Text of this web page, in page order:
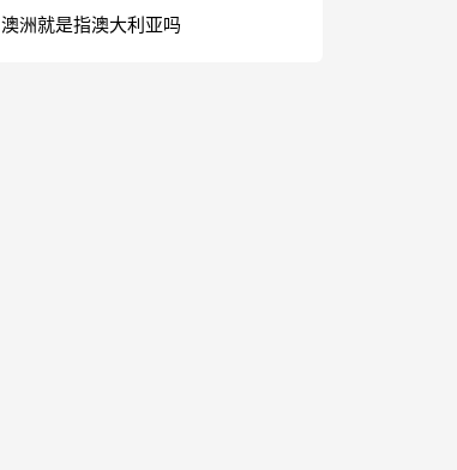
澳洲就是指澳大利亚吗